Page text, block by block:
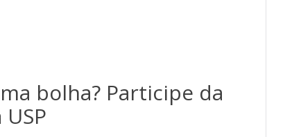
bolha? Participe da